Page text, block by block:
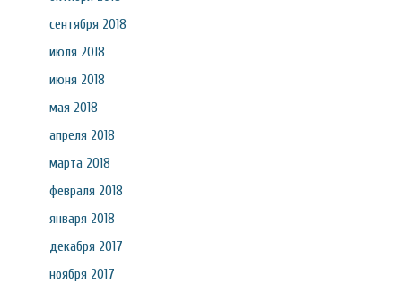
сентября 2018
июля 2018
июня 2018
мая 2018
апреля 2018
марта 2018
февраля 2018
января 2018
декабря 2017
ноября 2017